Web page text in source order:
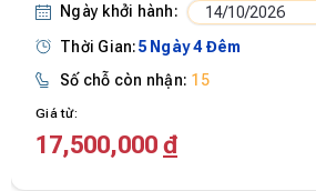
Ngày khởi hành:
14/10/2026
Thời Gian:5 Ngày 4 Đêm
Số chỗ còn nhận: 15
Giá từ:
17,500,000 đ